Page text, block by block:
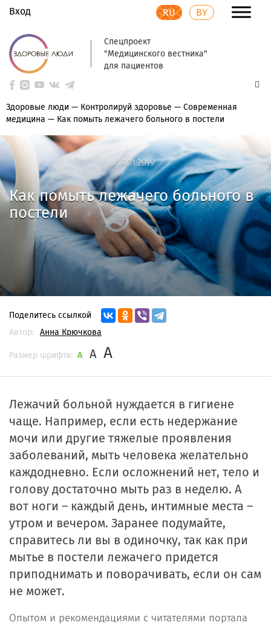
Вход RU BY
Спецпроект
"Медицинского вестника"
для пациентов
Здоровые люди — Контролируй здоровье — Современная
медицина — Как помыть лежачего больного в постели
19.01.2019
19.01.2019
Как помыть лежачего больного в
постели
Поделитесь ссылкой
Автор:
Анна Крючкова
Размер шрифта: A A A
Лежачий больной нуждается в гигиене
чаще. Например, если есть недержание
мочи или другие тяжелые проявления
заболеваний, мыть человека желательно
каждодневно. Если осложнений нет, тело и
голову достаточно мыть раз в неделю. А
вот ноги – каждый день, интимные места –
утром и вечером. Заранее подумайте,
справитесь ли вы в одиночку, так как при
мытье в постели лежачего придется
приподнимать и поворачивать, если он сам
не может.
Опытом и рекомендациями с читателями портала